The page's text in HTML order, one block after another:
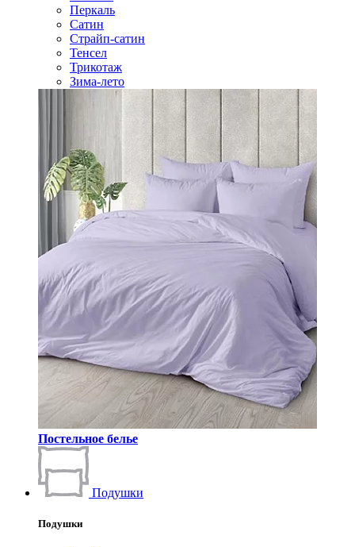
Перкаль
Сатин
Страйп-сатин
Тенсел
Трикотаж
Зима-лето
Постельное белье
Подушки
Подушки